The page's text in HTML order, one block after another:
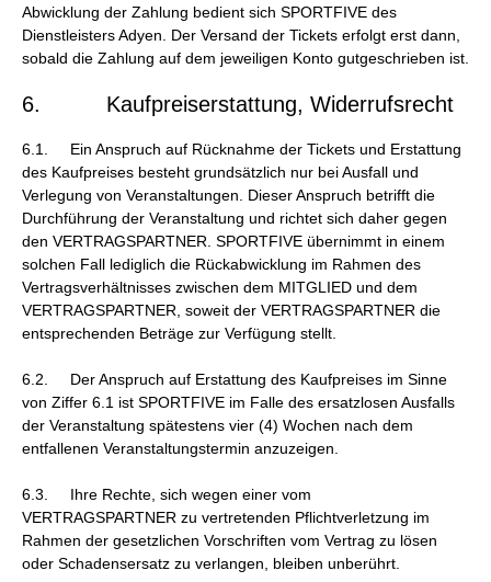
Abwicklung der Zahlung bedient sich SPORTFIVE des
Dienstleisters Adyen. Der Versand der Tickets erfolgt erst dann,
sobald die Zahlung auf dem jeweiligen Konto gutgeschrieben ist.
6. Kaufpreiserstattung, Widerrufsrecht
6.1. Ein Anspruch auf Rücknahme der Tickets und Erstattung
des Kaufpreises besteht grundsätzlich nur bei Ausfall und
Verlegung von Veranstaltungen. Dieser Anspruch betrifft die
Durchführung der Veranstaltung und richtet sich daher gegen
den VERTRAGSPARTNER. SPORTFIVE übernimmt in einem
solchen Fall lediglich die Rückabwicklung im Rahmen des
Vertragsverhältnisses zwischen dem MITGLIED und dem
VERTRAGSPARTNER, soweit der VERTRAGSPARTNER die
entsprechenden Beträge zur Verfügung stellt.
6.2. Der Anspruch auf Erstattung des Kaufpreises im Sinne
von Ziffer 6.1 ist SPORTFIVE im Falle des ersatzlosen Ausfalls
der Veranstaltung spätestens vier (4) Wochen nach dem
entfallenen Veranstaltungstermin anzuzeigen.
6.3. Ihre Rechte, sich wegen einer vom
VERTRAGSPARTNER zu vertretenden Pflichtverletzung im
Rahmen der gesetzlichen Vorschriften vom Vertrag zu lösen
oder Schadensersatz zu verlangen, bleiben unberührt.